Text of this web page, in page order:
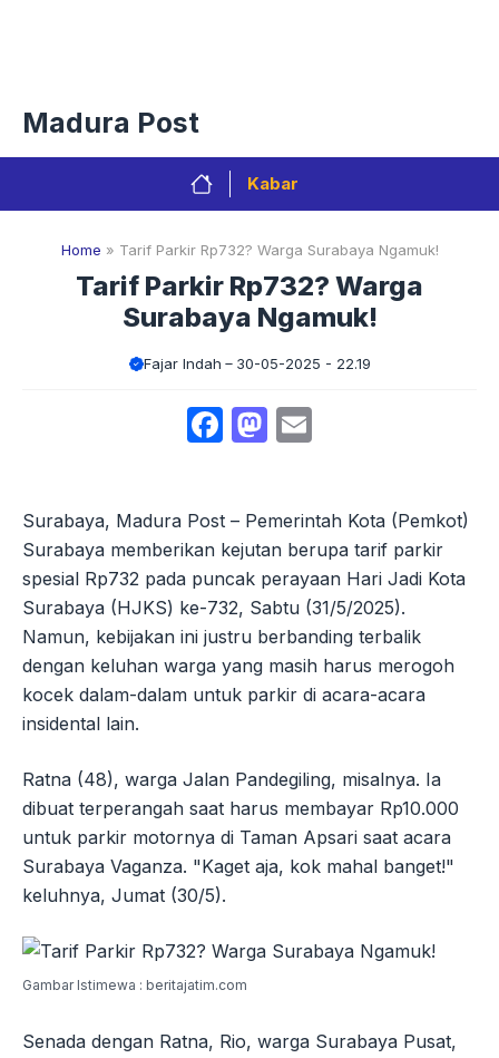
Madura Post
Kabar
Home » Tarif Parkir Rp732? Warga Surabaya Ngamuk!
Tarif Parkir Rp732? Warga
Surabaya Ngamuk!
Fajar Indah 30-05-2025 - 22.19
Facebook
Mastodon
Surabaya, Madura Post – Pemerintah Kota (Pemkot)
Surabaya memberikan kejutan berupa tarif parkir
spesial Rp732 pada puncak perayaan Hari Jadi Kota
Surabaya (HJKS) ke-732, Sabtu (31/5/2025).
Namun, kebijakan ini justru berbanding terbalik
dengan keluhan warga yang masih harus merogoh
kocek dalam-dalam untuk parkir di acara-acara
insidental lain.
Ratna (48), warga Jalan Pandegiling, misalnya. Ia
dibuat terperangah saat harus membayar Rp10.000
untuk parkir motornya di Taman Apsari saat acara
Surabaya Vaganza. "Kaget aja, kok mahal banget!"
keluhnya, Jumat (30/5).
Gambar Istimewa : beritajatim.com
Senada dengan Ratna, Rio, warga Surabaya Pusat,